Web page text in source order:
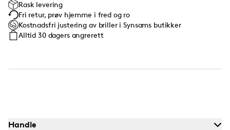
Rask levering
Fri retur, prøv hjemme i fred og ro
Kostnadsfri justering av briller i Synsams butikker
Alltid 30 dagers angrerett
Handle